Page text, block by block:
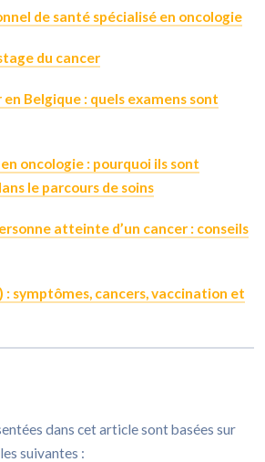
de santé spécialisé en oncologie
du cancer
Belgique : quels examens sont
oncologie : pourquoi ils sont
le parcours de soins
atteinte d’un cancer : conseils
: symptômes, cancers, vaccination et
dans cet article sont basées sur
suivantes :